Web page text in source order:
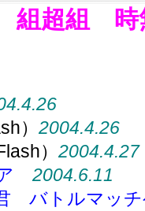
組超組 時
） 2004.4.26
） 2004.4.27
2004.6.11
バトルマッチ